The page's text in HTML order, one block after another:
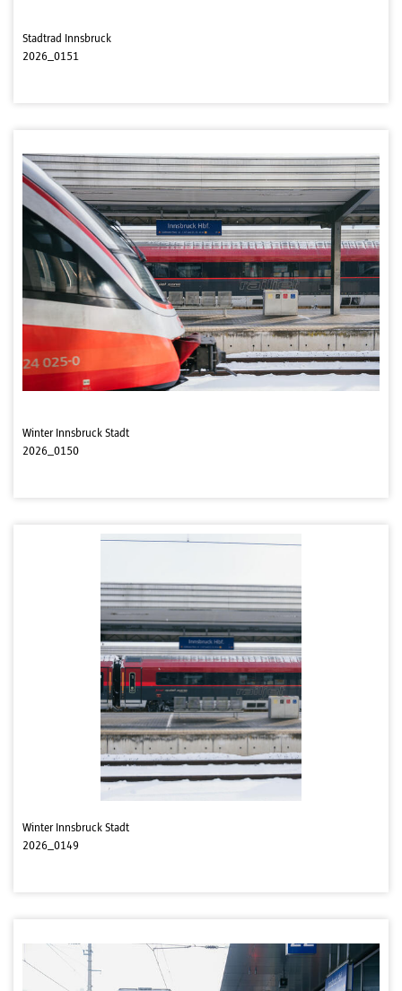
Stadtrad Innsbruck
2026_0151
Winter Innsbruck Stadt
2026_0150
Winter Innsbruck Stadt
2026_0149